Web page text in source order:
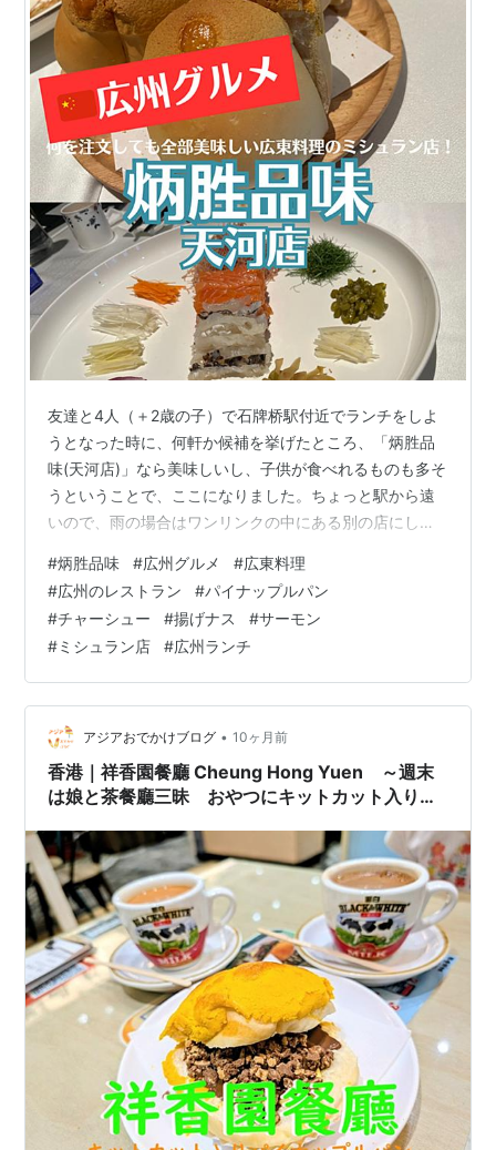
友達と4人（＋2歳の子）で石牌桥駅付近でランチをしよ
うとなった時に、何軒か候補を挙げたところ、「炳胜品
味(天河店)」なら美味しいし、子供が食べれるものも多そ
うということで、ここになりました。ちょっと駅から遠
いので、雨の場合はワンリンクの中にある別の店にしよ
胜品味(天河店)」に行けました。（2025年6月に行った時
の情報です。） 場所 住所 アクセス 営業時間 外観 内観
商品 感想 場所 住所 天河区天河东路168号1-2楼 アクセス
地下鉄3号線石牌桥駅から徒歩約5分 営業時間 11時～15
時、17時～翌日2時 外観 お店の外観はこんな感じで…
#炳胜品味 #広州グルメ #広東料理
#広州のレストラン #パイナップルパン
#チャーシュー #揚げナス #サーモン
#ミシュラン店 #広州ランチ
アジアおでかけブログ • 10ヶ月前
香港｜祥香園餐廳 Cheung Hong Yuen ～週末
は娘と茶餐廳三昧 おやつにキットカット入りパ